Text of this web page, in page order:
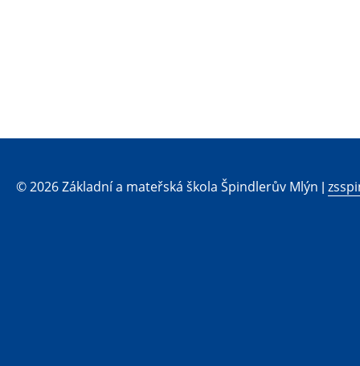
© 2026 Základní a mateřská škola Špindlerův Mlýn |